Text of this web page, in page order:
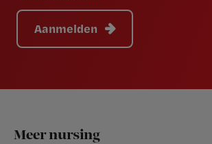
Aanmelden
Footer
Meer nursing